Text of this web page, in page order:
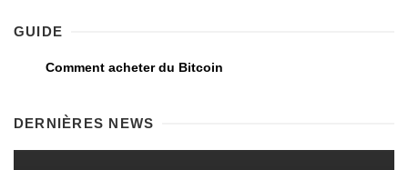
GUIDE
Comment acheter du Bitcoin
DERNIÈRES NEWS